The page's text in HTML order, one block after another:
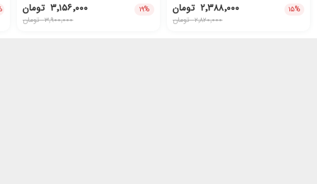
۱۵% ۲٬۳۸۸٬۰۰۰ تومان
۲٬۸۲۰٬۰۰۰تومان
۱۹% ۳٬۱۵۶٬۰۰۰ تومان
۳٬۹۰۰٬۰۰۰تومان